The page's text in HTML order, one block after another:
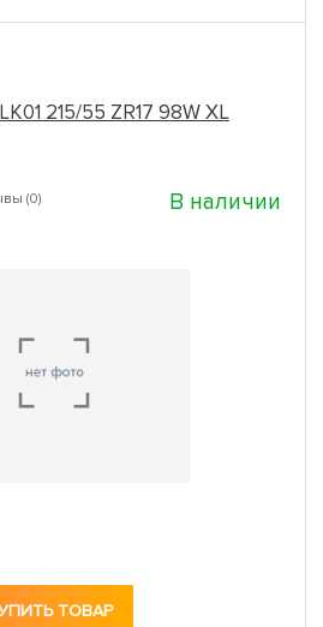
215/55 ZR17 98W XL
(0) В наличии
ТОВАР